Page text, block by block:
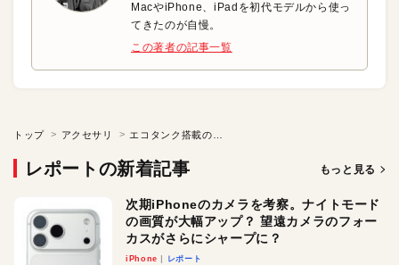
MacやiPhone、iPadを初代モデルから使っ
てきたのが自慢。
この著者の記事一覧
トップ アクセサリ
レポートの新着記事 もっと見る
次期iPhoneのカメラを考察。ナイトモード
の画質が大幅アップ？ 望遠カメラのフォー
カスがさらにシャープに？
iPhone レポート